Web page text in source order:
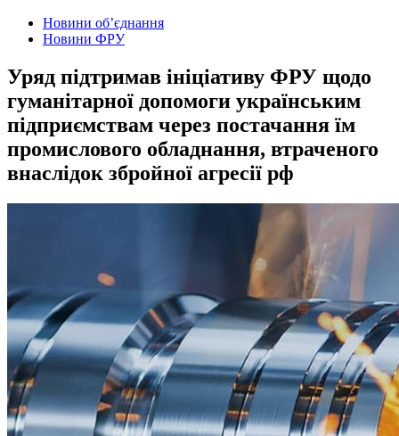
Новини об’єднання
Новини ФРУ
Уряд підтримав ініціативу ФРУ щодо
гуманітарної допомоги українським
підприємствам через постачання їм
промислового обладнання, втраченого
внаслідок збройної агресії рф